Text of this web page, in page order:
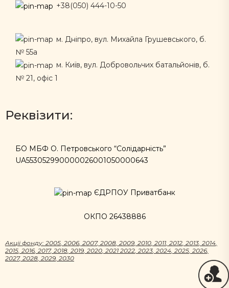
+38(050) 444-10-50
м. Дніпро, вул. Михайла Грушевського, б.
№ 55а
м. Київ, вул. Добровольчих батальйонів, б.
№ 21, офіс 1
Реквізити:
БО МБФ О. Петровського “Солідарність”
UA553052990000026001050000643
ЄДРПОУ Приватбанк
ОКПО 26438886
Акцii фонду: 2005, 2006, 2007, 2008, 2009, 2010, 2011, 2012, 2013, 2014,
2015, 2016, 2017, 2018, 2019, 2020, 2021 2022, 2023, 2024, 2025, 2026,
2027, 2028, 2029, 2030